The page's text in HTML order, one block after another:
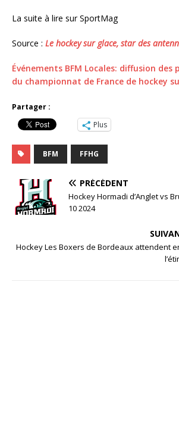
La suite à lire sur SportMag
Source : Le hockey sur glace, star des
Événements BFM Locales: diffusion des
du championnat de France de hockey
Partager :
Plus
BFM FFHG
PRÉCÉDENT
Hockey Hormadi d’Anglet vs
10 2024
Hockey Les Boxers de Bordeaux attendent